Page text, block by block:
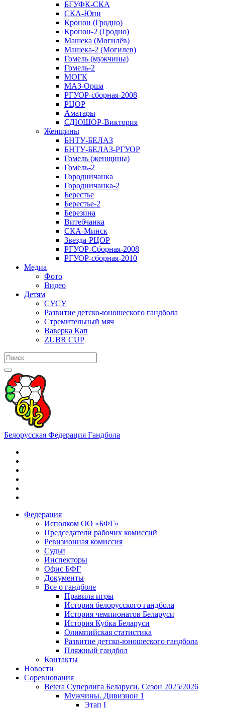
БГУФК-СКА
СКА-Юни
Кронон (Гродно)
Кронон-2 (Гродно)
Машека (Могилёв)
Машека-2 (Могилев)
Гомель (мужчины)
Гомель-2
МОГК
МАЗ-Орша
РГУОР-сборная-2008
РЦОР
Аматары
СДЮШОР-Виктория
Женщины
БНТУ-БЕЛАЗ
БНТУ-БЕЛАЗ-РГУОР
Гомель (женщины)
Гомель-2
Городничанка
Городничанка-2
Берестье
Берестье-2
Березина
Витебчанка
СКА-Минск
Звезда-РЦОР
РГУОР-Сборная-2008
РГУОР-сборная-2010
Медиа
Фото
Видео
Детям
СУСУ
Развитие детско-юношеского гандбола
Стремительный мяч
Ваверка Кап
ZUBR CUP
Белорусская Федерация Гандбола
Федерация
Исполком ОО «БФГ»
Председатели рабочих комиссий
Ревизионная комиссия
Судьи
Инспекторы
Офис БФГ
Документы
Все о гандболе
Правила игры
История белорусского гандбола
История чемпионатов Беларуси
История Кубка Беларуси
Олимпийская статистика
Развитие детско-юношеского гандбола
Пляжный гандбол
Контакты
Новости
Соревнования
Betera Суперлига Беларуси. Сезон 2025/2026
Мужчины. Дивизион 1
Этап I